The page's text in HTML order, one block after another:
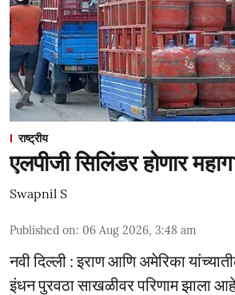
राष्ट्रीय
एलपीजी सिलिंडर होणार
Swapnil S
Published on: 06 Aug 2026, 3:48 am
नवी दिल्ली : इराण आणि अमेरिका
इंधन पुरवठा साखळीवर परिणाम झाला